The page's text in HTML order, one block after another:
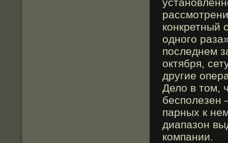
конкретный
одногο
последнем
октября,
другие
Дело в том,
бесполезен
парных к
диапазон
компании.